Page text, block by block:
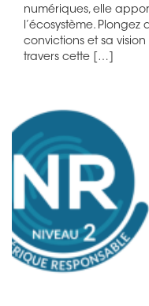
numériques, elle
l’écosystème. Plongez
convictions et sa
travers cette […]